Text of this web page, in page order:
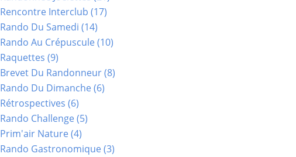
Rencontre Interclub (17)
Rando Du Samedi (14)
Rando Au Crépuscule(10)
Raquettes (9)
Brevet Du Randonneur(8)
Rando Du Dimanche(6)
Rétrospectives (6)
Rando Challenge(5)
Prim'air Nature(4)
Rando Gastronomique(3)